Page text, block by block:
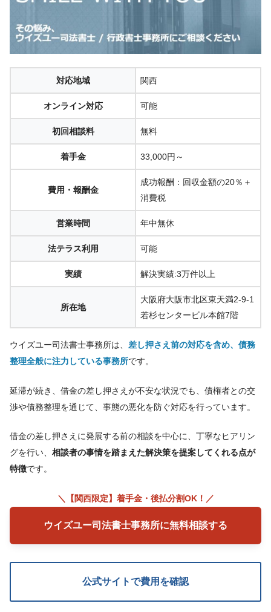
対応地域 関西
オンライン対応 可能
初回相談料 無料
着手金 33,000円～
費用・報酬金
成功報酬：回収金額の20％＋
消費税
営業時間 年中無休
法テラス利用 可能
実績 解決実績:3万件以上
所在地
大阪府大阪市北区東天満2-9-1
若杉センタービル本館7階
ウイズユー司法書士事務所は、 差し押さえ前の対応を含め、債務
整理全般に注力している事務所です。
延滞が続き、借金の差し押さえが不安な状況でも、債権者との交
渉や債務整理を通じて、事態の悪化を防ぐ対応を行っています。
借金の差し押さえに発展する前の相談を中心に、丁寧なヒアリン
グを行い、 相談者の事情を踏まえた解決策を提案してくれる点が
特徴です。
＼【関西限定】着手金・後払分割OK！／
ウイズユー司法書士事務所に無料相談する
公式サイトで費用を確認